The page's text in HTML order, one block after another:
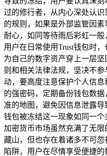
过的修行者，从内心深处认
的规则，如果是外部监管因
耐心，如同等待雨后彩虹一般
用户在日常使用Trust钱包时
为自己的数字资产穿上一层
则和相关法律法规，坚决不
动，要高度注意保护个人信
的强密码，定期备份钱包数
准的地图，避免因信息泄露
钱包被冻结这一现象如同一个
加密货币市场虽然充满了无
藏山，但也存在着诸多不可
陷阱，用户在尽情享受便捷